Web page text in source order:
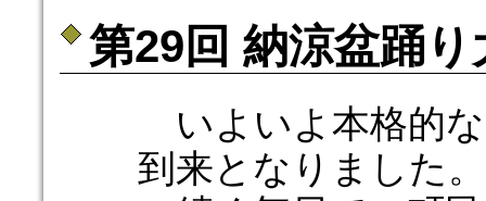
第29回 納涼盆踊
いよいよ本格的
到来となりました